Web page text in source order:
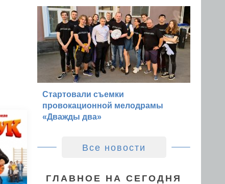
Стартовали съемки
провокационной мелодрамы
«Дважды два»
Все новости
ГЛАВНОЕ НА СЕГОДНЯ